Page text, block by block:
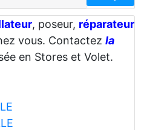
, poseur, réparateur
vous. Contactez la
en Stores et Volet.